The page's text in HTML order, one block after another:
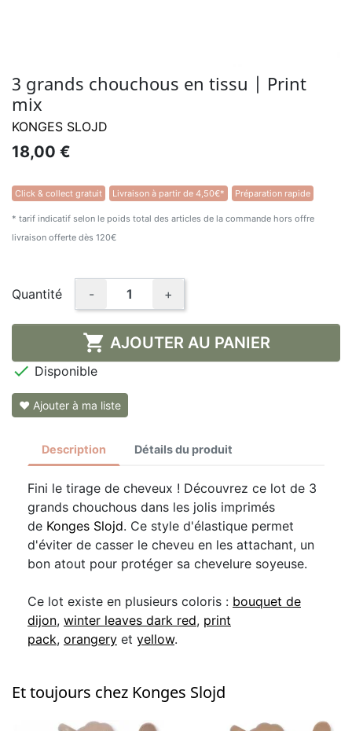
3 grands chouchous en tissu | Print
mix
KONGES SLOJD
18,00 €
Click & collect gratuit Livraison à partir de 4,50€* Préparation rapide
* tarif indicatif selon le poids total des articles de la commande hors offre
livraison offerte dès 120€
Quantité - +
 AJOUTER AU PANIER
 Disponible
❤ Ajouter à ma liste
Description Détails du produit
Fini le tirage de cheveux ! Découvrez ce lot de 3
grands chouchous dans les jolis imprimés
de Konges Slojd. Ce style d'élastique permet
d'éviter de casser le cheveu en les attachant, un
bon atout pour protéger sa chevelure soyeuse.
Ce lot existe en plusieurs coloris : bouquet de
dijon, winter leaves dark red, print
pack, orangery et yellow.
Et toujours chez Konges Slojd